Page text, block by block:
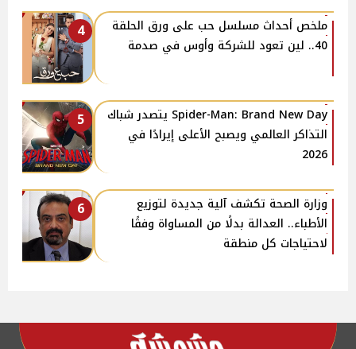
4
ملخص أحداث مسلسل حب على ورق الحلقة
40.. لين تعود للشركة وأوس في صدمة
5
Spider-Man: Brand New Day يتصدر شباك
التذاكر العالمي ويصبح الأعلى إيرادًا في
2026
6
وزارة الصحة تكشف آلية جديدة لتوزيع
الأطباء.. العدالة بدلًا من المساواة وفقًا
لاحتياجات كل منطقة